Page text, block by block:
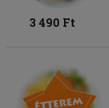
3 490 Ft